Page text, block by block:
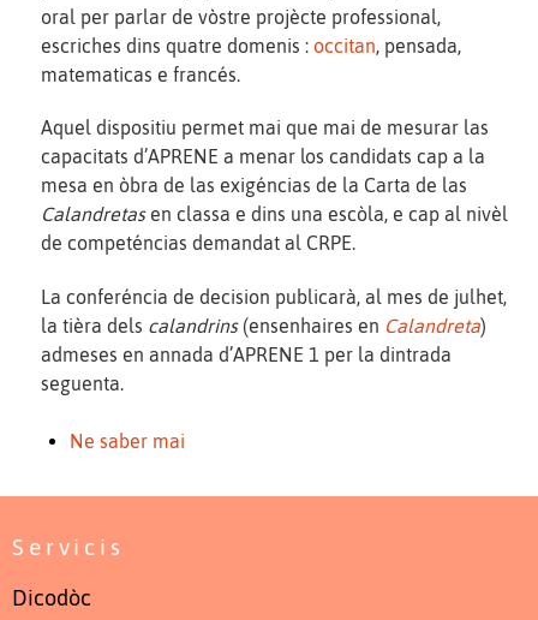
oral per parlar de vòstre projècte professional,
escriches dins quatre domenis : occitan , pensada,
matematicas e francés.
Aquel dispositiu permet mai que mai de mesurar las
capacitats d’APRENE a menar los candidats cap a la
mesa en òbra de las exigéncias de la Carta de las
Calandretasen classa e dins una escòla, e cap al nivèl
de competéncias demandat al CRPE.
La conferéncia de decision publicarà, al mes de julhet,
la tièra dels calandrins(ensenhaires en Calandreta)
admeses en annada d’APRENE 1 per la dintrada
seguenta.
Ne saber mai
Servicis
Dicodòc